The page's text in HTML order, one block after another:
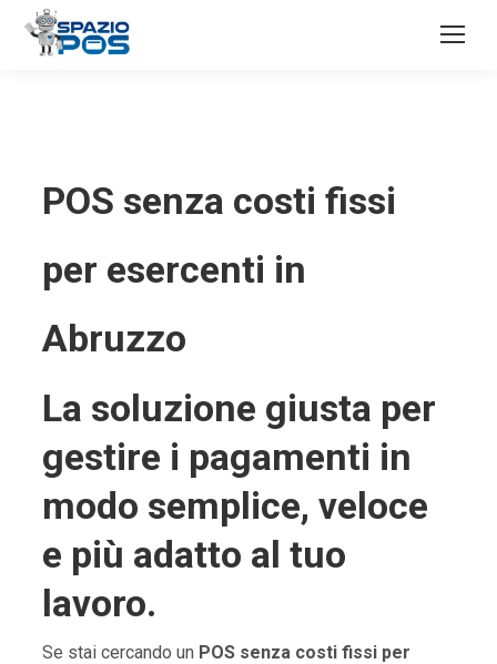
POS senza costi fissi
per esercenti in
Abruzzo
La soluzione giusta per
gestire i pagamenti in
modo semplice, veloce
e più adatto al tuo
lavoro.
Se stai cercando un POS senza costi fissi per